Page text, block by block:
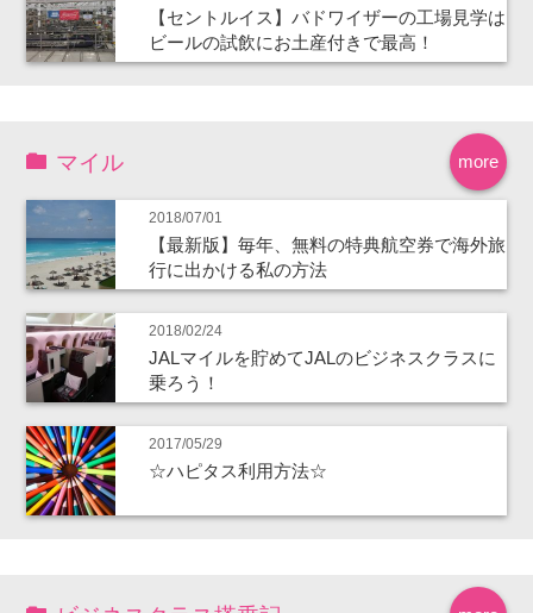
【セントルイス】バドワイザーの工場見学は
ビールの試飲にお土産付きで最高！
more
マイル
2018/07/01
【最新版】毎年、無料の特典航空券で海外旅
行に出かける私の方法
2018/02/24
JALマイルを貯めてJALのビジネスクラスに
乗ろう！
2017/05/29
☆ハピタス利用方法☆